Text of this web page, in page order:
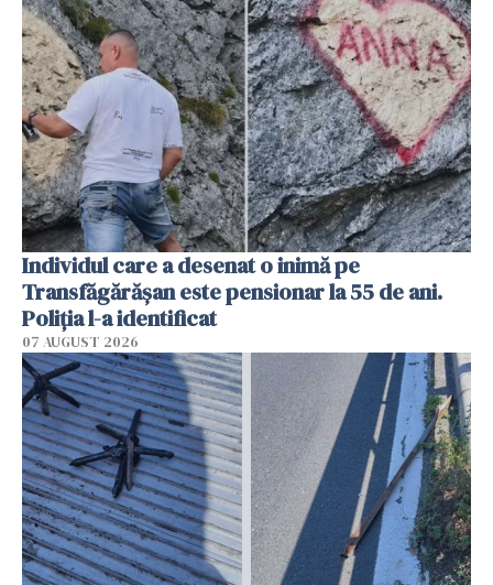
Individul care a desenat o inimă pe
Transfăgărășan este pensionar la 55 de ani.
Poliția l-a identificat
07 AUGUST 2026